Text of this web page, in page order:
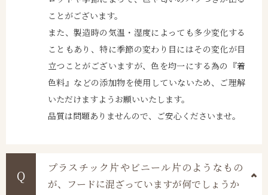
ことがございます。
また、製造時の気温・湿度によっても多少変化する
こともあり、特に季節の変わり目にはその変化が目
立つことがございますが、色を均一にする為の『着
色料』などの添加物を使用していないため、ご理解
いただけますようお願いいたします。
品質は問題ありませんので、ご安心くださいませ。
プラスチック片やビニール片のようなもの
が、フードに混ざっていますが何でしょうか